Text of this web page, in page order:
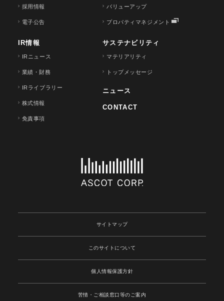
採用情報
電子公告
バリューアップ
プロパティマネジメント
IR情報
IRニュース
業績・財務
IRライブラリー
株式情報
免責事項
サステナビリティ
マテリアリティ
トップメッセージ
ニュース
CONTACT
サイトマップ
このサイトについて
個人情報保護方針
苦情・ご相談窓口等のご案内